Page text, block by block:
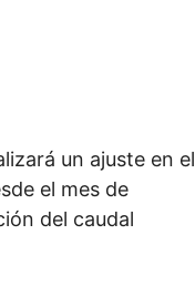
un ajuste en el
el mes de
del caudal